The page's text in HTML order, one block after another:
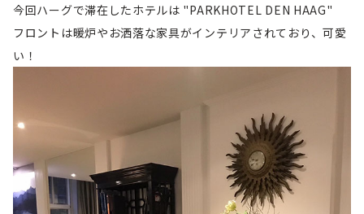
今回ハーグで滞在したホテルは "PARKHOTEL DEN HAAG"
フロントは暖炉やお洒落な家具がインテリアされており、可愛
い！